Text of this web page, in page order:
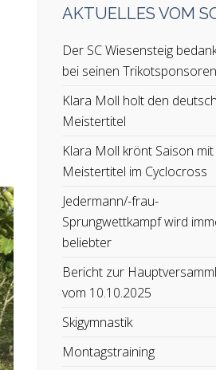
AKTUELLES VOM
Der SC Wiesensteig
bei seinen Trikotsponsoren
Klara Moll holt den
Meistertitel
Klara Moll krönt Saison mit
Meistertitel im Cyclocross
Jedermann/-frau-
Sprungwettkampf wird
beliebter
Bericht zur
vom 10.10.2025
Skigymnastik
Montagstraining